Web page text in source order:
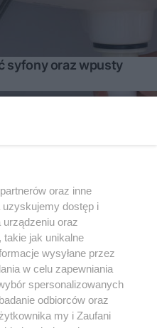
syfony oraz wpusty
nie może być powielany i
w jakikolwiek sposób
na jakimkolwiek polu
z umieszczaniem w
praw. Jakiekolwiek użycie
lub w części z naruszeniem
zabronione pod groźbą kary i
oraz inne
dostęp i
oraz
takie jak unikalne
wysyłane przez
w celu zapewniania
spersonalizowanych
odbiorców oraz
my i Zaufani